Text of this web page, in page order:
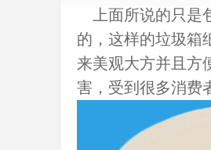
上面所说的只是
的，这样的垃圾箱
来美观大方并且方
害，受到很多消费